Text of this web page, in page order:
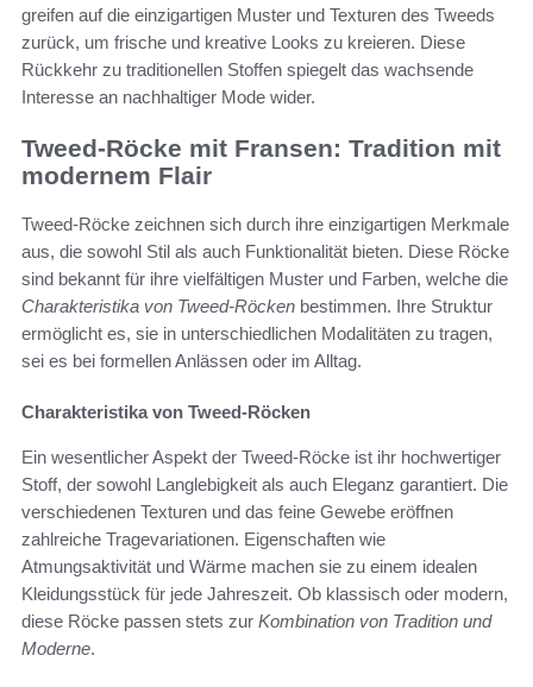
greifen auf die einzigartigen Muster und Texturen des Tweeds
zurück, um frische und kreative Looks zu kreieren. Diese
Rückkehr zu traditionellen Stoffen spiegelt das wachsende
Interesse an nachhaltiger Mode wider.
Tweed-Röcke mit Fransen: Tradition mit
modernem Flair
Tweed-Röcke zeichnen sich durch ihre einzigartigen Merkmale
aus, die sowohl Stil als auch Funktionalität bieten. Diese Röcke
sind bekannt für ihre vielfältigen Muster und Farben, welche die
Charakteristika von Tweed-Röcken bestimmen. Ihre Struktur
ermöglicht es, sie in unterschiedlichen Modalitäten zu tragen,
sei es bei formellen Anlässen oder im Alltag.
Charakteristika von Tweed-Röcken
Ein wesentlicher Aspekt der Tweed-Röcke ist ihr hochwertiger
Stoff, der sowohl Langlebigkeit als auch Eleganz garantiert. Die
verschiedenen Texturen und das feine Gewebe eröffnen
zahlreiche Tragevariationen. Eigenschaften wie
Atmungsaktivität und Wärme machen sie zu einem idealen
Kleidungsstück für jede Jahreszeit. Ob klassisch oder modern,
diese Röcke passen stets zur Kombination von Tradition und
Moderne.